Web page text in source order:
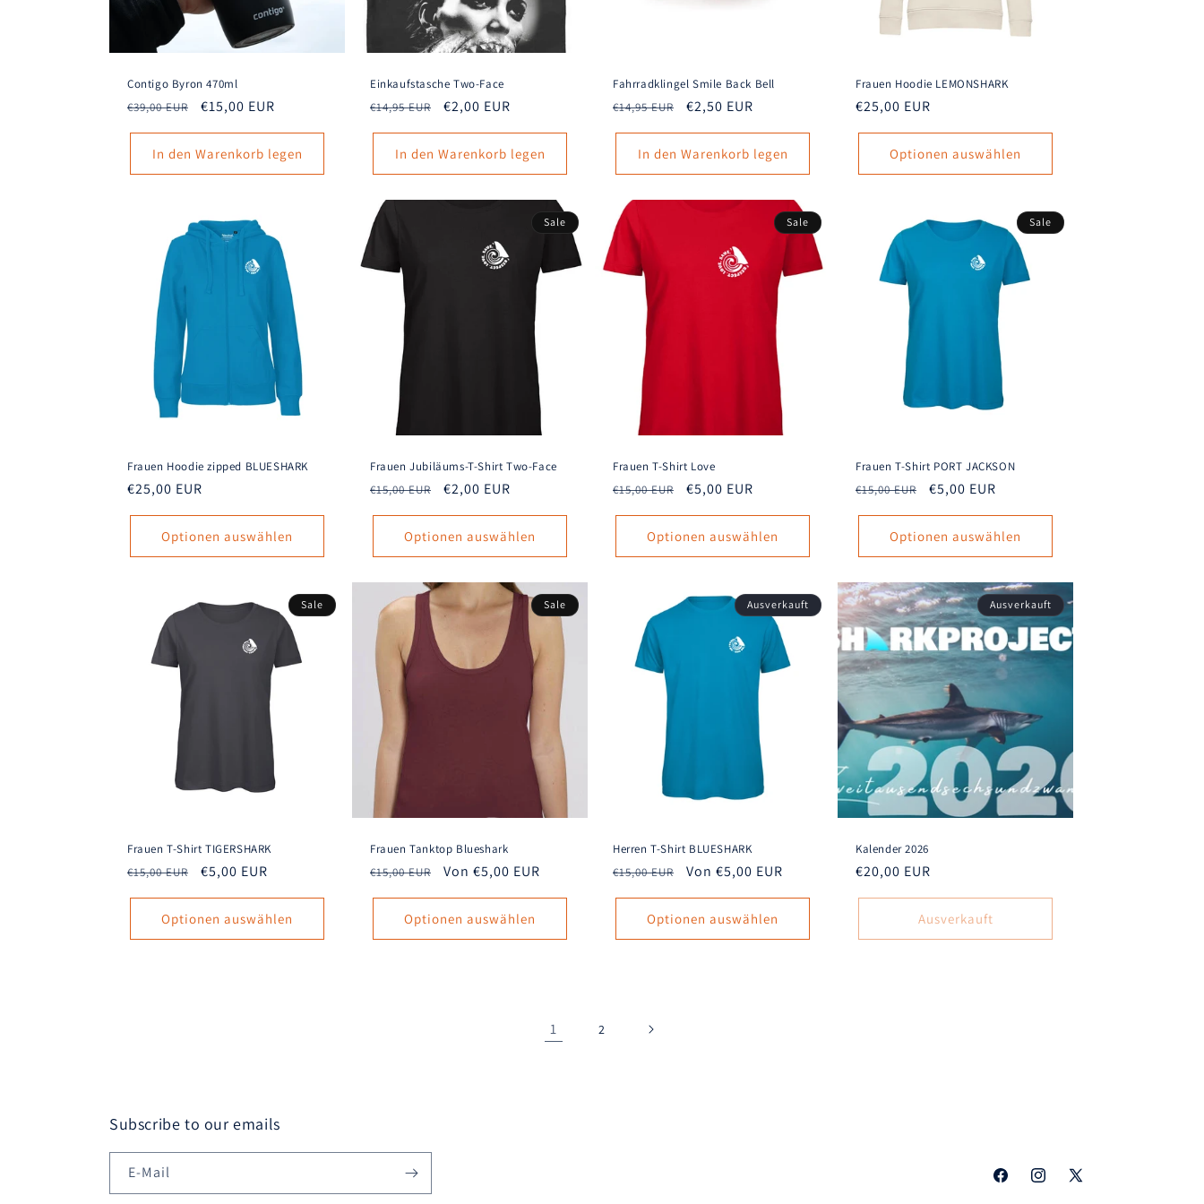
Contigo Byron 470ml
Normaler
€39,00 EUR Verkaufspreis
€15,00 EUR
In den Warenkorb legen
Einkaufstasche Two-Face
Normaler
€14,95 EUR Verkaufspreis
€2,00 EUR
In den Warenkorb legen
Fahrradklingel Smile Back Bell
Normaler
€14,95 EUR Verkaufspreis
€2,50 EUR
In den Warenkorb legen
Frauen Hoodie LEMONSHARK
Normaler
€25,00 EUR
Optionen auswählen
Frauen Hoodie zipped BLUESHARK
Normaler
€25,00 EUR
Optionen auswählen
Sale
Frauen Jubiläums-T-Shirt Two-Face
Normaler
€15,00 EUR Verkaufspreis
€2,00 EUR
Optionen auswählen
Sale
Frauen T-Shirt Love
Normaler
€15,00 EUR Verkaufspreis
€5,00 EUR
Optionen auswählen
Sale
Frauen T-Shirt PORT JACKSON
Normaler
€15,00 EUR Verkaufspreis
€5,00 EUR
Optionen auswählen
Sale
Frauen T-Shirt TIGERSHARK
Normaler
€15,00 EUR Verkaufspreis
€5,00 EUR
Optionen auswählen
Sale
Frauen Tanktop Blueshark
Normaler
€15,00 EUR Verkaufspreis
Von €5,00 EUR
Optionen auswählen
Ausverkauft
Herren T-Shirt BLUESHARK
Normaler
€15,00 EUR Verkaufspreis
Von €5,00 EUR
Optionen auswählen
Ausverkauft
Kalender 2026
Normaler
€20,00 EUR
Ausverkauft
1 2
Subscribe to our emails
E-Mail
FacebookInstagram
X